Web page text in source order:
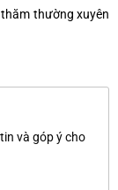
thường xuyên
và góp ý cho